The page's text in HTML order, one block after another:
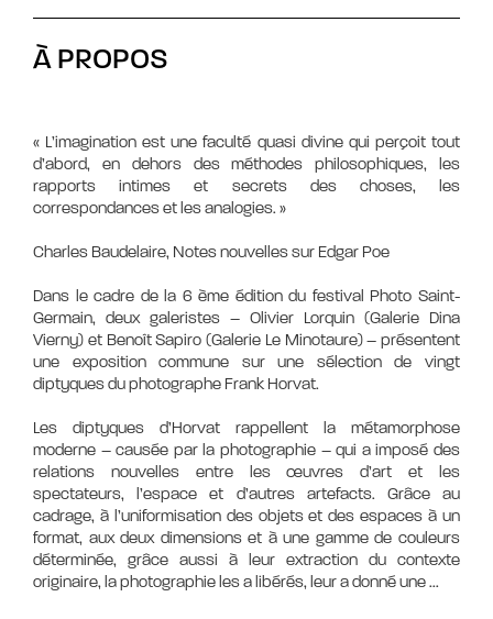
À PROPOS
« L’imagination est une faculté quasi divine qui perçoit tout
d’abord, en dehors des méthodes philosophiques, les
rapports intimes et secrets des choses, les
correspondances et les analogies. »
Charles Baudelaire, Notes nouvelles sur Edgar Poe
Dans le cadre de la 6 ème édition du festival Photo Saint-
Germain, deux galeristes – Olivier Lorquin (Galerie Dina
Vierny) et Benoît Sapiro (Galerie Le Minotaure) – présentent
une exposition commune sur une sélection de vingt
diptyques du photographe Frank Horvat.
Les diptyques d’Horvat rappellent la métamorphose
moderne – causée par la photographie – qui a imposé des
relations nouvelles entre les œuvres d’art et les
spectateurs, l’espace et d’autres artefacts. Grâce au
cadrage, à l’uniformisation des objets et des espaces à un
format, aux deux dimensions et à une gamme de couleurs
déterminée, grâce aussi à leur extraction du contexte
originaire, la photographie les a libérés, leur a donné une...